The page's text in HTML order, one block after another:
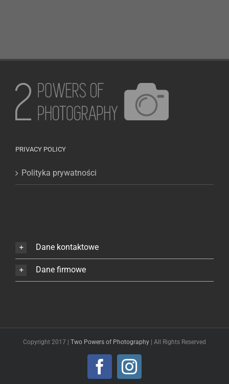
PRIVACY POLICY
Polityka prywatności
Dane kontaktowe
Dane firmowe
Copyright 2017 | Two Powers of Photography | All Rights Reserved
FacebookInstagram